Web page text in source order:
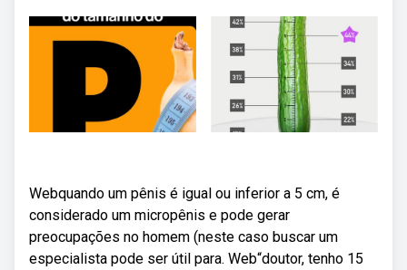
Webquando um pênis é igual ou inferior a 5 cm, é
considerado um micropênis e pode gerar
preocupações no homem (neste caso buscar um
especialista pode ser útil para. Web“doutor, tenho 15